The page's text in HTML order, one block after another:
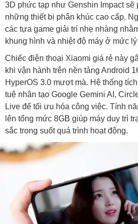
3D phức tạp như Genshin Impact
những thiết bị phân khúc cao cấp.
các tựa game giải trí nhẹ nhàng
khung hình và nhiệt độ máy ở mức
Chiếc điện thoại Xiaomi giá rẻ này
khi vận hành trên nền tảng Android
HyperOS 3.0 mượt mà. Hệ thống
tuệ nhân tạo Google Gemini AI,
Live để tối ưu hóa công việc. Tính
lên tổng mức 8GB giúp máy duy trì
sắc trong suốt quá trình hoạt động.